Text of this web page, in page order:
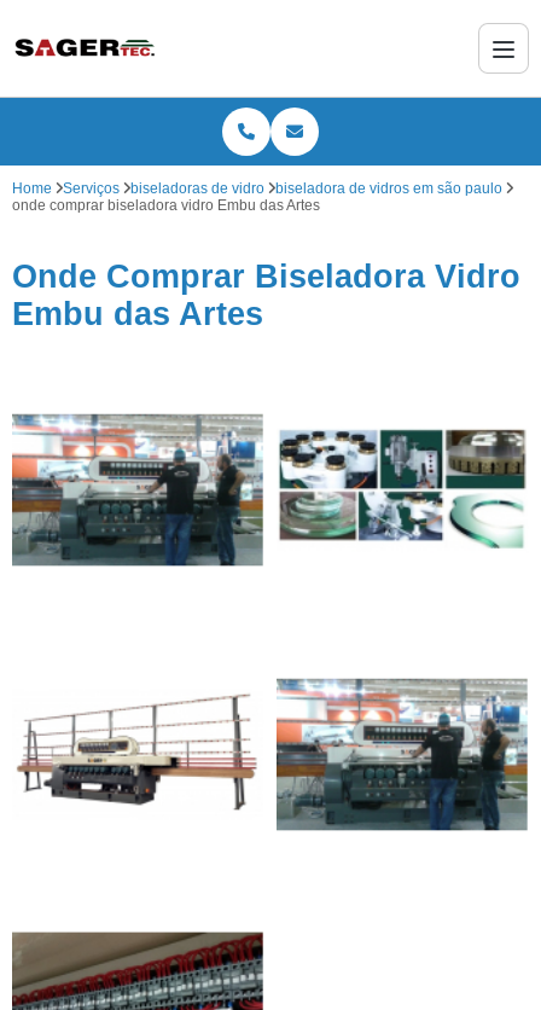
Home Serviços biseladoras de vidro
biseladora de vidros em são paulo
onde comprar biseladora vidro Embu das Artes
Onde Comprar Biseladora Vidro
Embu das Artes